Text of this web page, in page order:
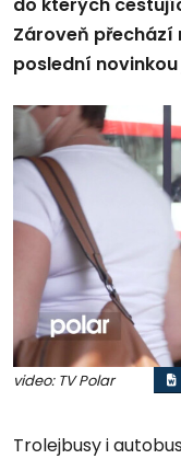
do kterých
Zároveň
poslední
video: TV Polar
Trolejbusy i